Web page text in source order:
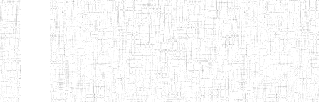
Effacer les filtres
Denomination
Type